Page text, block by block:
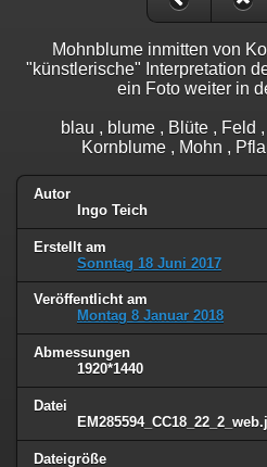
Mohnblume inmitten von
"künstlerische" Interpretation
ein Foto weiter in
blau , blume , Blüte , Feld
Kornblume , Mohn ,
Autor
Ingo Teich
Erstellt am
Sonntag 18 Juni 2017
Veröffentlicht am
Montag 8 Januar 2018
Abmessungen
1920*1440
Datei
Dateigröße